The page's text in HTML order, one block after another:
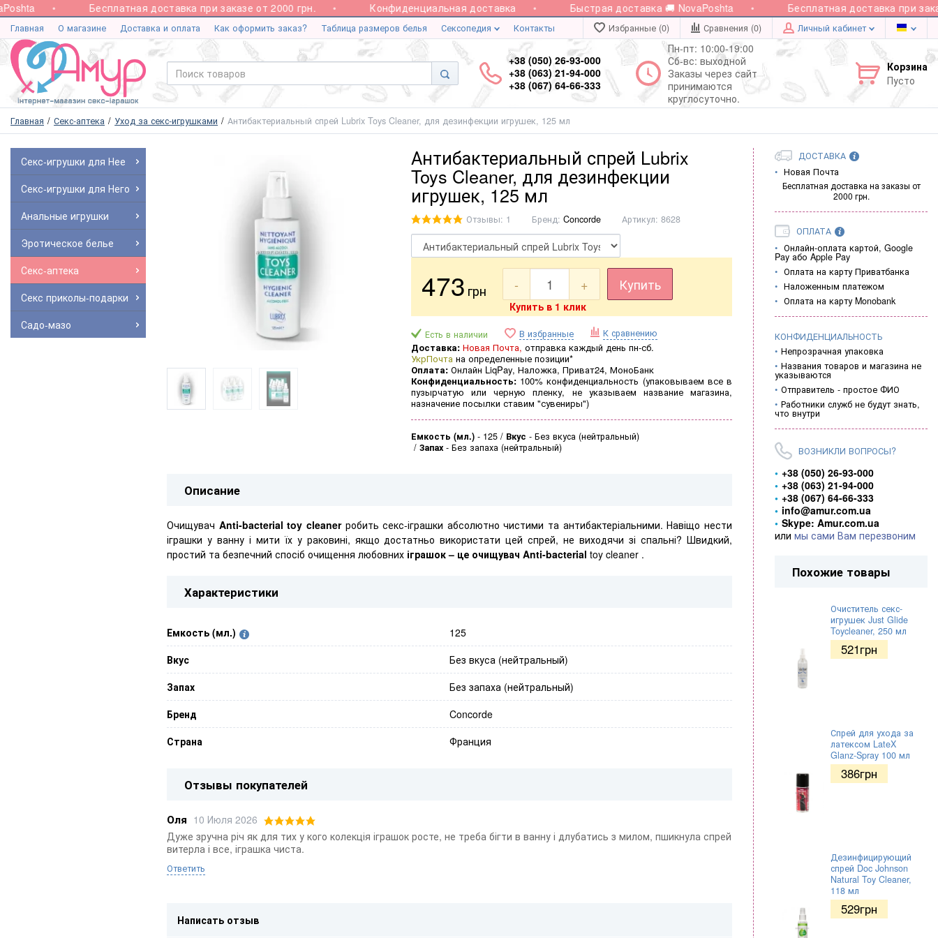
Бесплатная доставка при заказе от 2000 грн. Конфиденциальная доставка Быстрая доставка 🚚 NovaPoshta Бесплатная доставка при
Главная О магазине Доставка и оплата Как оформить заказ? Таблица размеров белья Сексопедия Контакты Избранные (0) Сравнения (0) Личный кабинет
+38 (050) 26-93-000
+38 (063) 21-94-000
+38 (067) 64-66-333
Пн-пт: 10:00-19:00
Сб-вс: выходной
Заказы через сайт
принимаются
круглосуточно.
Корзина
Пусто
Главная Секс-аптека Уход за секс-игрушками Антибактериальный спрей Lubrix Toys Cleaner, для дезинфекции игрушек, 125 мл
Секс-игрушки для Нее
Секс-игрушки для Него
Анальные игрушки
Эротическое белье
Секс-аптека
Секс приколы-подарки
Садо-мазо
Антибактериальный спрей Lubrix
Toys Cleaner, для дезинфекции
игрушек, 125 мл
Отзывы: 1 Бренд: Concorde Артикул: 8628
473 грн - + Купить
Купить в 1 клик
Есть в наличии В избранные К сравнению
Доставка: Новая Почта, отправка каждый день пн-сб.
УкрПочта на определенные позиции*
Оплата: Онлайн LiqPay, Наложка, Приват24, МоноБанк
Конфиденциальность: 100% конфиденциальность (упаковываем все в
пузырчатую или черную пленку, не указываем название магазина,
назначение посылки ставим "сувениры")
Емкость (мл.) - 125 Вкус - Без вкуса (нейтральный)
Запах - Без запаха (нейтральный)
Описание
Очищувач Anti-bacterial toy cleanerробить секс-іграшки абсолютно чистими та антибактеріальними. Навіщо нести
іграшки у ванну і мити їх у раковині, якщо достатньо використати цей спрей, не виходячи зі спальні? Швидкий,
простий та безпечний спосіб очищення любовних іграшок – це очищувач Anti-bacterial toy cleaner .
Характеристики
Емкость (мл.)
125
Вкус
Без вкуса (нейтральный)
Запах
Без запаха (нейтральный)
Бренд
Concorde
Страна
Франция
Отзывы покупателей
Оля 10 Июля 2026
Дуже зручна річ як для тих у кого колекція іграшок росте, не треба бігти в ванну і длубатись з милом, пшикнула спрей
витерла і все, іграшка чиста.
Ответить
Написать отзыв
ДОСТАВКА
Новая Почта
Бесплатная доставка на заказы от
2000 грн.
ОПЛАТА
Онлайн-оплата картой, Google
Pay або Apple Pay
Оплата на карту Приватбанка
Наложенным платежом
Оплата на карту Monobank
КОНФИДЕНЦИАЛЬНОСТЬ
Непрозрачная упаковка
Названия товаров и магазина не
указываются
Отправитель - простое ФИО
Работники служб не будут знать,
что внутри
ВОЗНИКЛИ ВОПРОСЫ?
+38 (050) 26-93-000
+38 (063) 21-94-000
+38 (067) 64-66-333
info@amur.com.ua
Skype: Amur.com.ua
или мы сами Вам перезвоним
Похожие товары
Очиститель секс-
игрушек Just Glide
Toycleaner, 250 мл
521грн
Спрей для ухода за
латексом LateX
Glanz-Spray 100 мл
386грн
Дезинфицирующий
спрей Doc Johnson
Natural Toy Cleaner,
118 мл
529грн